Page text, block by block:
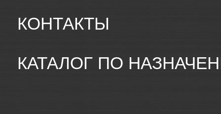
КОНТАКТЫ
КАТАЛОГ ПО